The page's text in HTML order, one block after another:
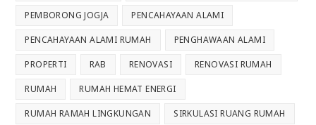
PEMBORONG JOGJA PENCAHAYAAN ALAMI
PENCAHAYAAN ALAMI RUMAH PENGHAWAAN ALAMI
PROPERTI RAB RENOVASI RENOVASI RUMAH
RUMAH RUMAH HEMAT ENERGI
RUMAH RAMAH LINGKUNGAN SIRKULASI RUANG RUMAH